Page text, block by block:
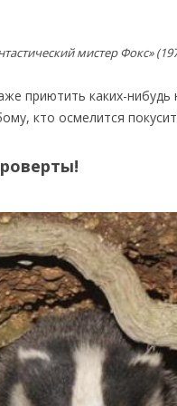
мистер Фокс»
приютить каких-
кто осмелится